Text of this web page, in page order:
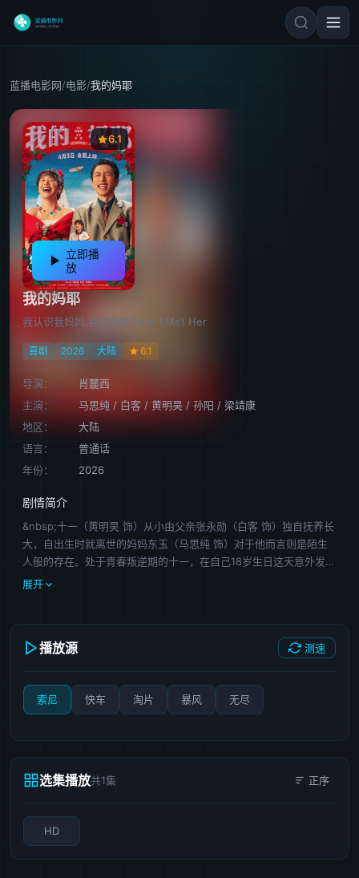
蓝播电影网/电影/我的妈耶
6.1
立即播
放
我的妈耶
我认识我妈妈,我的妈呀,Now I Met Her
喜剧 2026 大陆 6.1
导演：
肖麓西
主演：
马思纯 / 白客 / 黄明昊 / 孙阳 / 梁靖康
地区：
大陆
语言：
普通话
年份：
2026
剧情简介
&nbsp;十一（黄明昊 饰）从小由父亲张永勋（白客 饰）独自抚养长
大，自出生时就离世的妈妈东玉（马思纯 饰）对于他而言则是陌生
人般的存在。处于青春叛逆期的十一，在自己18岁生日这天意外发现
了一本「妈妈的日记」。在好奇心的驱使下，十一翻开日记，开启了
以及老公张永勋。这些人物串联起东玉一生所经历的友谊、爱情与亲
于感受到了她对自己从始至终不曾缺席的爱……
展开
播放源 测速
索尼 快车 淘片 暴风 无尽
选集播放共1集 正序
HD